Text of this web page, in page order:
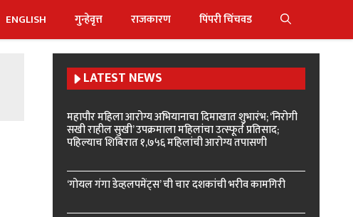
ENGLISH गुन्हेवृत्त राजकारण पिंपरी चिंचवड
LATEST NEWS
महापौर महिला आरोग्य अभियानाचा दिमाखात शुभारंभ; ‘निरोगी
सखी राहील सुखी’ उपक्रमाला महिलांचा उत्स्फूर्त प्रतिसाद;
पहिल्याच शिबिरात १,७५६ महिलांची आरोग्य तपासणी
‘गोयल गंगा डेव्हलपमेंट्स’ ची चार दशकांची भरीव कामगिरी